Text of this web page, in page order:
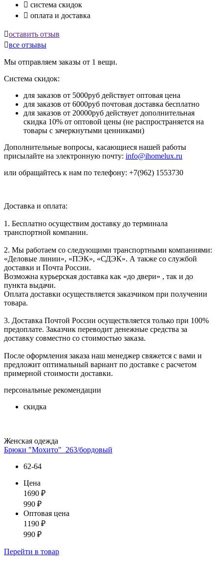
 система скидок
 оплата и доставка
оставить отзыв
все отзывы
Мы отправляем заказы от 1 вещи.
Система скидок:
для заказов от 5000руб действует оптовая цена
для заказов от 6000руб почтовая доставка бесплатно
для заказов от 20000руб действует дополнительная
скидка 10% от оптовой цены (не распространяется на
товары с зачеркнутыми ценниками)
Дополнительные вопросы, касающиеся нашей работы
присылайте на электронную почту: info@ihomelux.ru
или обращайтесь к нам по телефону: +7(962) 1553730
Доставка и оплата:
1. Бесплатно осуществим доставку до терминала
транспортной компании.
2. Мы работаем со следующими транспортными компаниями:
«Деловые линии», «ПЭК», «СДЭК». А также со службой
доставки и Почта России.
Возможна курьерская доставка как «до двери» , так и до
пункта выдачи.
Оплата доставки осуществляется заказчиком при получении
товара.
3. Доставка Почтой России осуществляется только при 100%
предоплате. Заказчик переводит денежные средства за
доставку совместно со стоимостью заказа.
После оформления заказа наш менеджер свяжется с вами и
предложит оптимальный вариант по доставке с расчетом
примерной стоимости доставки.
персональные рекомендации
скидка
Женская одежда
Брюки "Мохито"_263/бордовый
62-64
Цена
1690 ₽
990 ₽
Оптовая цена
1190 ₽
990 ₽
Перейти в товар